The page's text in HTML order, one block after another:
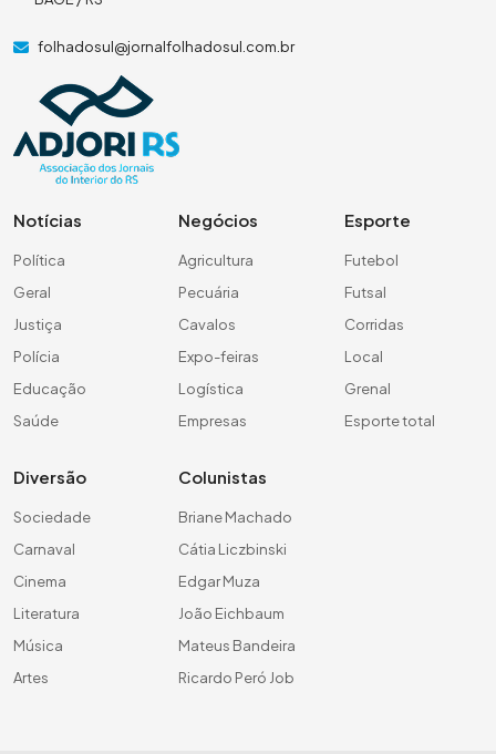
folhadosul@jornalfolhadosul.com.br
Notícias
Política
Geral
Justiça
Polícia
Educação
Saúde
Negócios
Agricultura
Pecuária
Cavalos
Expo-feiras
Logística
Empresas
Esporte
Futebol
Futsal
Corridas
Local
Grenal
Esporte total
Diversão
Sociedade
Carnaval
Cinema
Literatura
Música
Artes
Colunistas
Briane Machado
Cátia Liczbinski
Edgar Muza
João Eichbaum
Mateus Bandeira
Ricardo Peró Job